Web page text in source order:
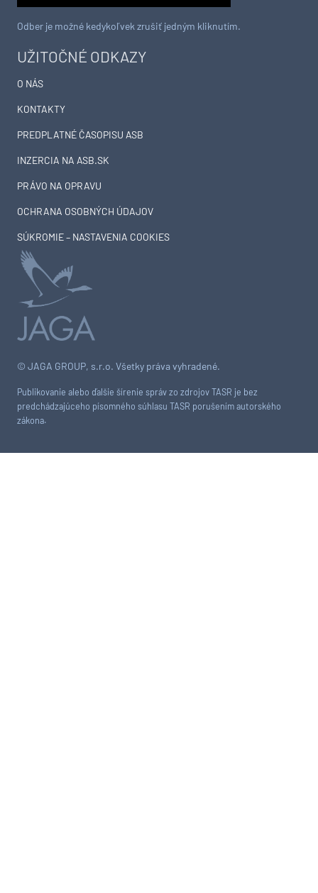
© JAGA GROUP, s.r.o. Všetky práva vyhradené.
Publikovanie alebo ďalšie šírenie správ zo zdrojov TASR je bez
predchádzajúceho písomného súhlasu TASR porušením autorského
zákona.
UŽITOČNÉ ODKAZY
O NÁS
KONTAKTY
PREDPLATNÉ ČASOPISU ASB
INZERCIA NA ASB.SK
PRÁVO NA OPRAVU
OCHRANA OSOBNÝCH ÚDAJOV
SÚKROMIE – NASTAVENIA COOKIES
Odber je možné kedykoľvek zrušiť jedným kliknutím.